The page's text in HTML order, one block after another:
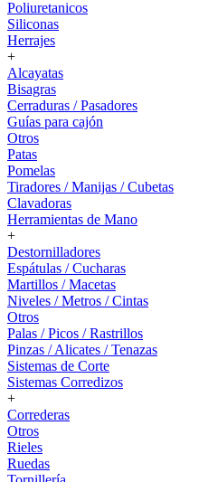
Poliuretanicos
Siliconas
Herrajes
+
Alcayatas
Bisagras
Cerraduras / Pasadores
Guías para cajón
Otros
Patas
Pomelas
Tiradores / Manijas / Cubetas
Clavadoras
Herramientas de Mano
+
Destornilladores
Espátulas / Cucharas
Martillos / Macetas
Niveles / Metros / Cintas
Otros
Palas / Picos / Rastrillos
Pinzas / Alicates / Tenazas
Sistemas de Corte
Sistemas Corredizos
+
Correderas
Otros
Rieles
Ruedas